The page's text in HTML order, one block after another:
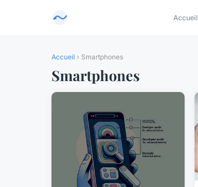
Accueil
Accueil › Smartphones
Smartphones